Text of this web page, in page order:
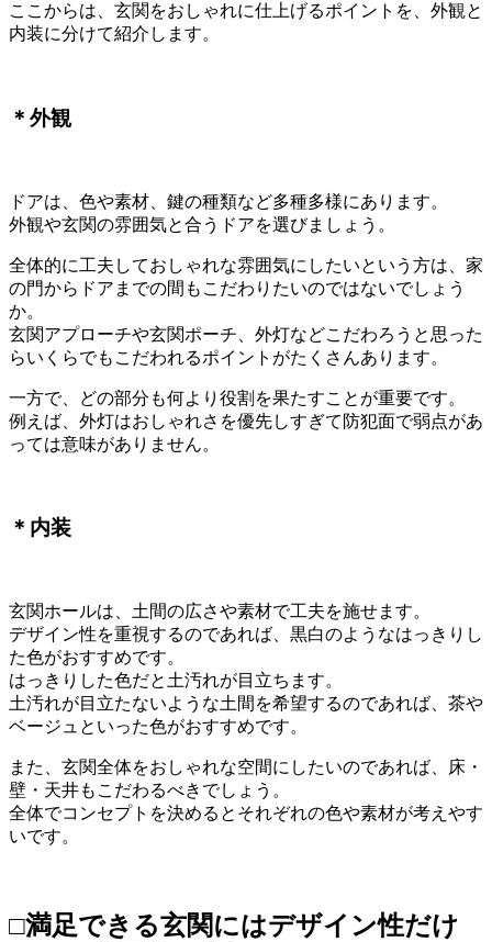
ここからは、玄関をおしゃれに仕上げるポイントを、外観と
内装に分けて紹介します。
＊外観
ドアは、色や素材、鍵の種類など多種多様にあります。
外観や玄関の雰囲気と合うドアを選びましょう。
全体的に工夫しておしゃれな雰囲気にしたいという方は、家
の門からドアまでの間もこだわりたいのではないでしょう
か。
玄関アプローチや玄関ポーチ、外灯などこだわろうと思った
らいくらでもこだわれるポイントがたくさんあります。
一方で、どの部分も何より役割を果たすことが重要です。
例えば、外灯はおしゃれさを優先しすぎて防犯面で弱点があ
っては意味がありません。
＊内装
玄関ホールは、土間の広さや素材で工夫を施せます。
デザイン性を重視するのであれば、黒白のようなはっきりし
た色がおすすめです。
はっきりした色だと土汚れが目立ちます。
土汚れが目立たないような土間を希望するのであれば、茶や
ベージュといった色がおすすめです。
また、玄関全体をおしゃれな空間にしたいのであれば、床・
壁・天井もこだわるべきでしょう。
全体でコンセプトを決めるとそれぞれの色や素材が考えやす
いです。
□満足できる玄関にはデザイン性だけ